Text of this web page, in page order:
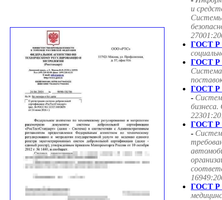
и
ГОСТ Р
ГОСТ Р
ГОСТ Р
-
ГОСТ Р
-
ГОСТ Р